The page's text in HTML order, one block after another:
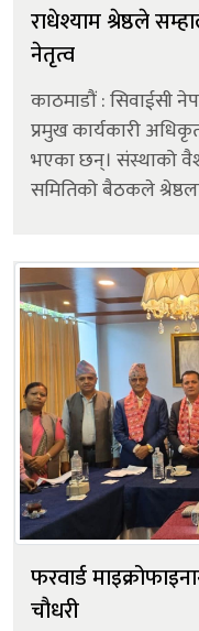
राधेश्याम श्रेष्ठले
नेतृत्व
काठमाडौं : सिवाईसी
प्रमुख कार्यकारी
भएका छन्। संस्थाको वैशाख १७ गते बसेको सञ्चालक
समितिको बैठकले
फरवार्ड
चौधरी